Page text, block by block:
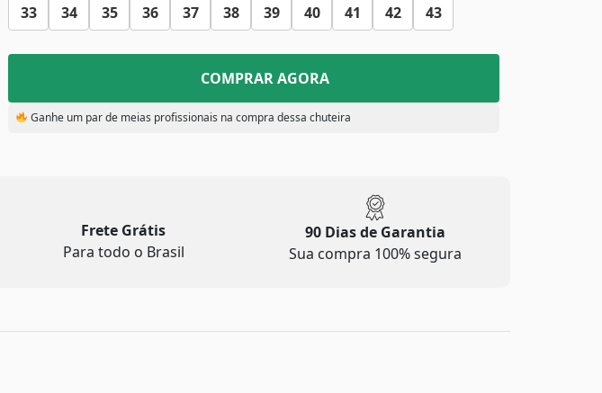
33 34 35 36 37 38 39 40 41 42 43
COMPRAR AGORA
Ganhe um par de meias profissionais na compra dessa chuteira
Frete Grátis
Para todo o Brasil
90 Dias de Garantia
Sua compra 100% segura